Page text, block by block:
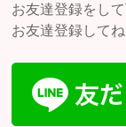
お友達登録をし
お友達登録してね